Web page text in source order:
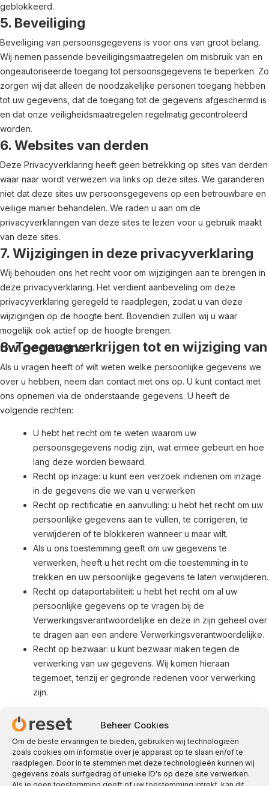
Beheer Cookies
Om de beste ervaringen te bieden, gebruiken wij technologieën
zoals cookies om informatie over je apparaat op te slaan en/of te
raadplegen. Door in te stemmen met deze technologieën kunnen wij
gegevens zoals surfgedrag of unieke ID's op deze site verwerken.
geblokkeerd.
5. Beveiliging
Beveiliging van persoonsgegevens is voor ons van groot belang.
Wij nemen passende beveiligingsmaatregelen om misbruik van en
ongeautoriseerde toegang tot persoonsgegevens te beperken. Zo
zorgen wij dat alleen de noodzakelijke personen toegang hebben
tot uw gegevens, dat de toegang tot de gegevens afgeschermd is
en dat onze veiligheidsmaatregelen regelmatig gecontroleerd
worden.
6. Websites van derden
Deze Privacyverklaring heeft geen betrekking op sites van derden
waar naar wordt verwezen via links op deze sites. We garanderen
niet dat deze sites uw persoonsgegevens op een betrouwbare en
veilige manier behandelen. We raden u aan om de
privacyverklaringen van deze sites te lezen voor u gebruik maakt
van deze sites.
7. Wijzigingen in deze privacyverklaring
Wij behouden ons het recht voor om wijzigingen aan te brengen in
deze privacyverklaring. Het verdient aanbeveling om deze
privacyverklaring geregeld te raadplegen, zodat u van deze
wijzigingen op de hoogte bent. Bovendien zullen wij u waar
mogelijk ook actief op de hoogte brengen.
8. Toegang verkrijgen tot en wijziging van uw gegevens
Als u vragen heeft of wilt weten welke persoonlijke gegevens we
over u hebben, neem dan contact met ons op. U kunt contact met
ons opnemen via de onderstaande gegevens. U heeft de
volgende rechten:
U hebt het recht om te weten waarom uw
persoonsgegevens nodig zijn, wat ermee gebeurt en hoe
lang deze worden bewaard.
Recht op inzage: u kunt een verzoek indienen om inzage
in de gegevens die we van u verwerken
Recht op rectificatie en aanvulling: u hebt het recht om uw
persoonlijke gegevens aan te vullen, te corrigeren, te
verwijderen of te blokkeren wanneer u maar wilt.
Als u ons toestemming geeft om uw gegevens te
verwerken, heeft u het recht om die toestemming in te
trekken en uw persoonlijke gegevens te laten verwijderen.
Recht op dataportabiliteit: u hebt het recht om al uw
persoonlijke gegevens op te vragen bij de
Verwerkingsverantwoordelijke en deze in zijn geheel over
te dragen aan een andere Verwerkingsverantwoordelijke.
Recht op bezwaar: u kunt bezwaar maken tegen de
verwerking van uw gegevens. Wij komen hieraan
tegemoet, tenzij er gegronde redenen voor verwerking
zijn.
Zorg ervoor dat u altijd duidelijk vermeldt wie u bent, zodat we er
zeker van kunnen zijn dat we geen gegevens van de verkeerde
persoon wijzigen of verwijderen.
9. Een klacht indienen
Als u niet tevreden bent met de manier waarop wij omgaan met